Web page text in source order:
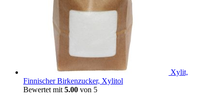
Xylit,
Finnischer Birkenzucker, Xylitol
Bewertet mit 5.00 von 5